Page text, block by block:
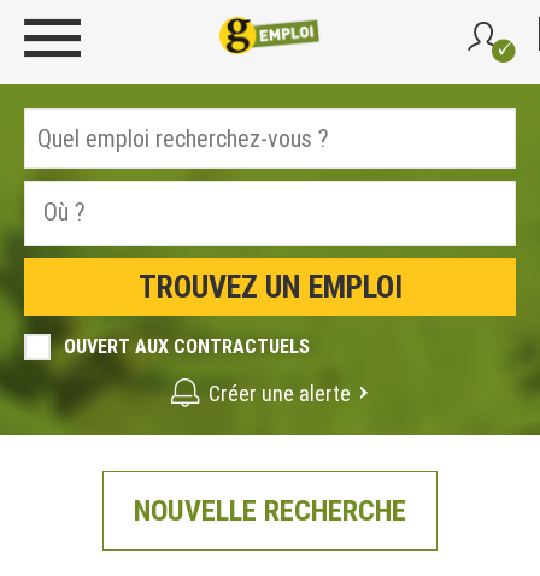
OUVERT AUX CONTRACTUELS
Créer une alerte
NOUVELLE RECHERCHE